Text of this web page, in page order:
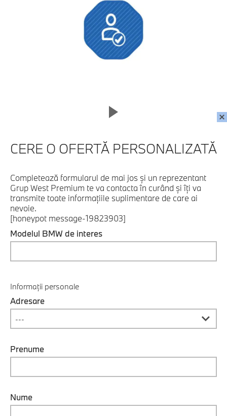
CERE O OFERTĂ PERSONALIZATĂ
Completează formularul de mai jos şi un reprezentant
Grup West Premium te va contacta în curând şi îţi va
transmite toate informaţiile suplimentare de care ai
nevoie.
[honeypot message-19823903]
Modelul BMW de interes
Informații personale
Adresare
Prenume
Nume